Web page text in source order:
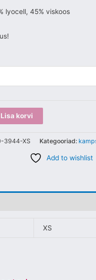
lyocell, 45% viskoos
Lisa korvi
3944-XS Kategooriad:
Add to wishlist
XS